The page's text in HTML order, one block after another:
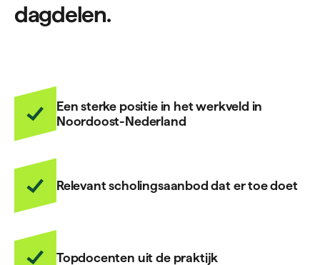
dagdelen.
Een sterke positie in het werkveld in
Noordoost-Nederland
Relevant scholingsaanbod dat er toe doet
Topdocenten uit de praktijk